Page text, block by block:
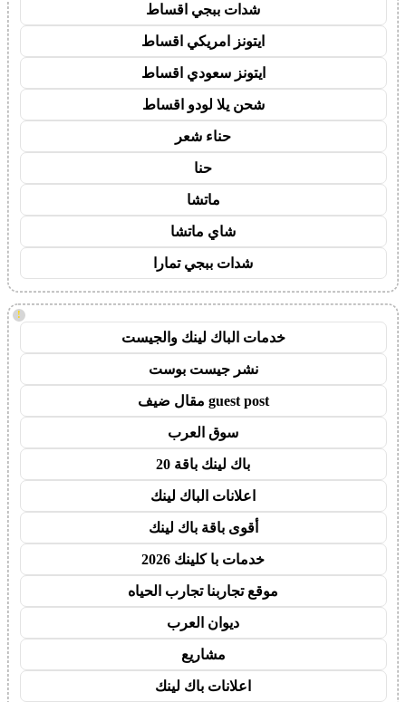
شدات ببجي اقساط
ايتونز امريكي اقساط
ايتونز سعودي اقساط
شحن يلا لودو اقساط
حناء شعر
حنا
ماتشا
شاي ماتشا
شدات ببجي تمارا
!
خدمات الباك لينك والجيست
نشر جيست بوست
guest post مقال ضيف
سوق العرب
باك لينك باقة 20
اعلانات الباك لينك
أقوى باقة باك لينك
خدمات با كلينك 2026
موقع تجاربنا تجارب الحياه
ديوان العرب
مشاريع
اعلانات باك لينك